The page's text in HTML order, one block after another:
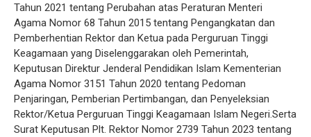
Tahun 2021 tentang Perubahan atas Peraturan Menteri
Agama Nomor 68 Tahun 2015 tentang Pengangkatan dan
Pemberhentian Rektor dan Ketua pada Perguruan Tinggi
Keagamaan yang Diselenggarakan oleh Pemerintah,
Keputusan Direktur Jenderal Pendidikan Islam Kementerian
Agama Nomor 3151 Tahun 2020 tentang Pedoman
Penjaringan, Pemberian Pertimbangan, dan Penyeleksian
Rektor/Ketua Perguruan Tinggi Keagamaan Islam Negeri.Serta
Surat Keputusan Plt. Rektor Nomor 2739 Tahun 2023 tentang